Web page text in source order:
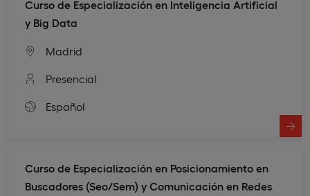
Curso de Especialización en Inteligencia Artificial
y Big Data
Madrid
Presencial
Español
Curso de Especialización en Posicionamiento en
Buscadores (Seo/Sem) y Comunicación en Redes